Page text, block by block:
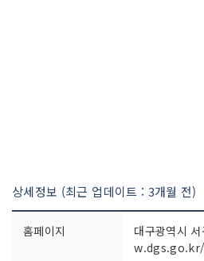
상세정보 (최근 업데이트 : 3개월 전)
홈페이지
대구광역시